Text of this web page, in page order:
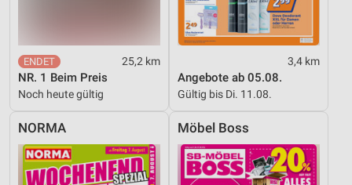
25,2 km
NR. 1 Beim Preis
Noch heute gültig
3,4 km
Angebote ab 05.08.
Gültig bis Di. 11.08.
NORMA Möbel Boss